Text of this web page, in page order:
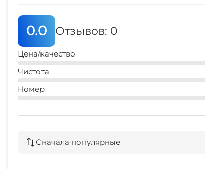
Семейные номера
0.0 Отзывов: 0
Цена/качество
Чистота
Номер
Сначала популярные